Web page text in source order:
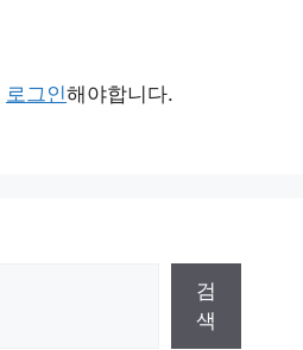
로그인해야합니다.
검
색